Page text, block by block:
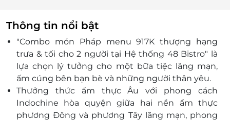
Thông tin nổi bật
"Combo món Pháp menu 917K thượng hạng
trưa & tối cho 2 người tại Hệ thống 48 Bistro" là
lựa chọn lý tưởng cho một bữa tiệc lãng mạn,
ấm cúng bên bạn bè và những người thân yêu.
Thưởng thức ẩm thực Âu với phong cách
Indochine hòa quyện giữa hai nền ẩm thực
phương Đông và phương Tây lãng mạn, phong